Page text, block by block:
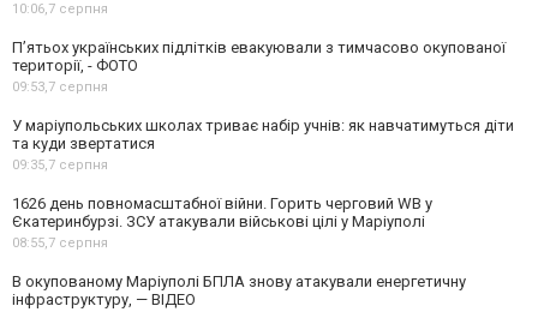
10:06,7 серпня
П’ятьох українських підлітків евакуювали з тимчасово окупованої
території, - ФОТО
09:53,7 серпня
У маріупольських школах триває набір учнів: як навчатимуться діти
та куди звертатися
09:35,7 серпня
1626 день повномасштабної війни. Горить черговий WB у
Єкатеринбурзі. ЗСУ атакували військові цілі у Маріуполі
08:55,7 серпня
В окупованому Маріуполі БПЛА знову атакували енергетичну
інфраструктуру, — ВІДЕО